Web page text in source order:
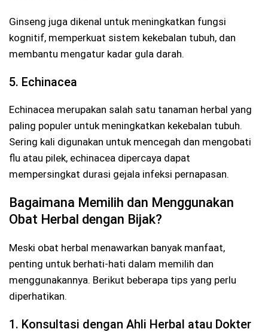
Ginseng juga dikenal untuk meningkatkan fungsi
kognitif, memperkuat sistem kekebalan tubuh, dan
membantu mengatur kadar gula darah.
5. Echinacea
Echinacea merupakan salah satu tanaman herbal yang
paling populer untuk meningkatkan kekebalan tubuh.
Sering kali digunakan untuk mencegah dan mengobati
flu atau pilek, echinacea dipercaya dapat
mempersingkat durasi gejala infeksi pernapasan.
Bagaimana Memilih dan Menggunakan
Obat Herbal dengan Bijak?
Meski obat herbal menawarkan banyak manfaat,
penting untuk berhati-hati dalam memilih dan
menggunakannya. Berikut beberapa tips yang perlu
diperhatikan.
1. Konsultasi dengan Ahli Herbal atau Dokter